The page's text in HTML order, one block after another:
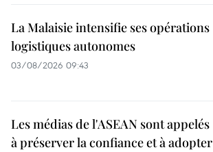
La Malaisie intensifie ses opérations
logistiques autonomes
03/08/2026 09:43
Les médias de l'ASEAN sont appelés
à préserver la confiance et à adopter